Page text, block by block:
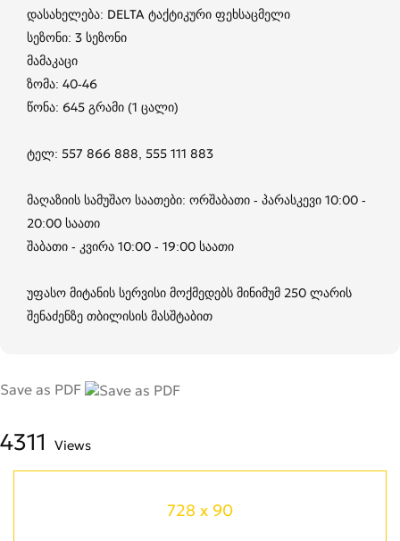
დასახელება: DELTA ტაქტიკური ფეხსაცმელი
სეზონი: 3 სეზონი
მამაკაცი
ზომა: 40-46
წონა: 645 გრამი (1 ცალი)
ტელ: 557 866 888, 555 111 883
მაღაზიის სამუშაო საათები: ორშაბათი - პარასკევი 10:00 -
20:00 საათი
შაბათი - კვირა 10:00 - 19:00 საათი
უფასო მიტანის სერვისი მოქმედებს მინიმუმ 250 ლარის
შენაძენზე თბილისის მასშტაბით
Save as PDF
4311 Views
728 x 90